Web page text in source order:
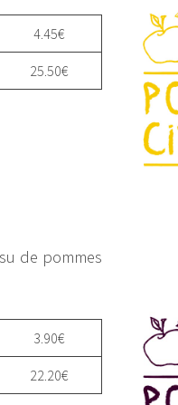
4.45€
25.50€
de pommes
3.90€
22.20€